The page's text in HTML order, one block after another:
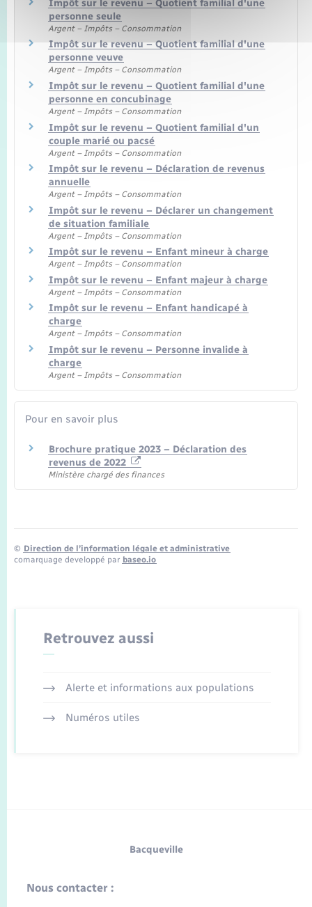
Impôt sur le revenu – Quotient familial d'une
personne seule
Argent – Impôts – Consommation
Impôt sur le revenu – Quotient familial d'une
personne veuve
Argent – Impôts – Consommation
Impôt sur le revenu – Quotient familial d'une
personne en concubinage
Argent – Impôts – Consommation
Impôt sur le revenu – Quotient familial d'un
couple marié ou pacsé
Argent – Impôts – Consommation
Impôt sur le revenu – Déclaration de revenus
annuelle
Argent – Impôts – Consommation
Impôt sur le revenu – Déclarer un changement
de situation familiale
Argent – Impôts – Consommation
Impôt sur le revenu – Enfant mineur à charge
Argent – Impôts – Consommation
Impôt sur le revenu – Enfant majeur à charge
Argent – Impôts – Consommation
Impôt sur le revenu – Enfant handicapé à
charge
Argent – Impôts – Consommation
Impôt sur le revenu – Personne invalide à
charge
Argent – Impôts – Consommation
Pour en savoir plus
Brochure pratique 2023 – Déclaration des
revenus de 2022
Ministère chargé des finances
© Direction de l’information légale et administrative
comarquage developpé par baseo.io
Retrouvez aussi
Alerte et informations aux populations
Numéros utiles
Bacqueville
Nous contacter :